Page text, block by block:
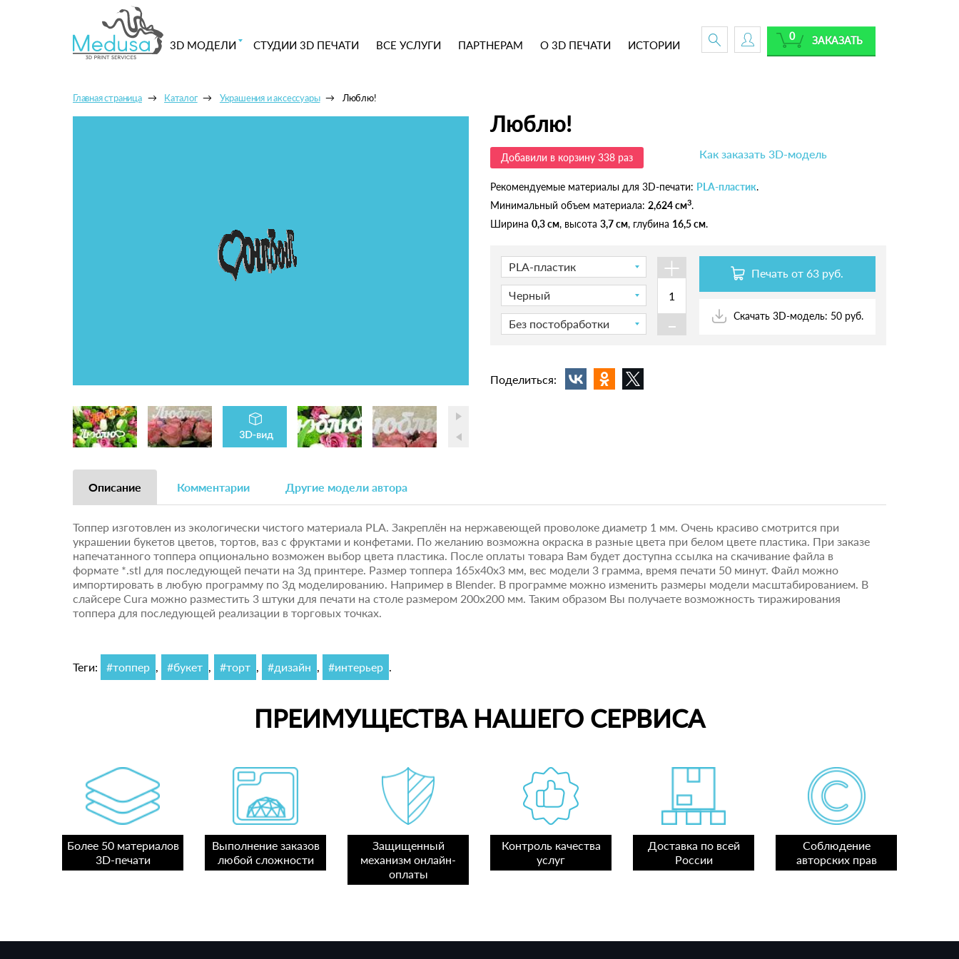
3D МОДЕЛИ СТУДИИ 3D ПЕЧАТИ ВСЕ УСЛУГИ ПАРТНЕРАМ О 3D ПЕЧАТИ ИСТОРИИ ЗАКАЗАТЬ
0
Главная страница Каталог Украшения и аксессуары Люблю!
Люблю!
Добавили в корзину 338 раз Как заказать 3D-модель
Рекомендуемые материалы для 3D-печати: PLA-пластик.
Минимальный объем материала: 2,624 см3.
Ширина 0,3 см, высота 3,7 см, глубина 16,5 см.
PLA-пластик
Черный
Без постобработки
+
-
Печать от 63 руб.
Скачать 3D-модель: 50 руб.
Поделиться:
Описание Комментарии Другие модели автора
Топпер изготовлен из экологически чистого материала PLA. Закреплён на нержавеющей проволоке диаметр 1 мм. Очень красиво смотрится при
украшении букетов цветов, тортов, ваз с фруктами и конфетами. По желанию возможна окраска в разные цвета при белом цвете пластика. При заказе
напечатанного топпера опционально возможен выбор цвета пластика. После оплаты товара Вам будет доступна ссылка на скачивание файла в
формате *.stl для последующей печати на 3д принтере. Размер топпера 165х40х3 мм, вес модели 3 грамма, время печати 50 минут. Файл можно
импортировать в любую программу по 3д моделированию. Например в Blender. В программе можно изменить размеры модели масштабированием. В
слайсере Cura можно разместить 3 штуки для печати на столе размером 200х200 мм. Таким образом Вы получаете возможность тиражирования
топпера для последующей реализации в торговых точках.
Теги: #топпер , #букет , #торт , #дизайн , #интерьер .
ПРЕИМУЩЕСТВА НАШЕГО СЕРВИСА
Более 50 материалов
3D-печати
Выполнение заказов
любой сложности
Защищенный
механизм онлайн-
оплаты
Контроль качества
услуг
Доставка по всей
России
Соблюдение
авторских прав